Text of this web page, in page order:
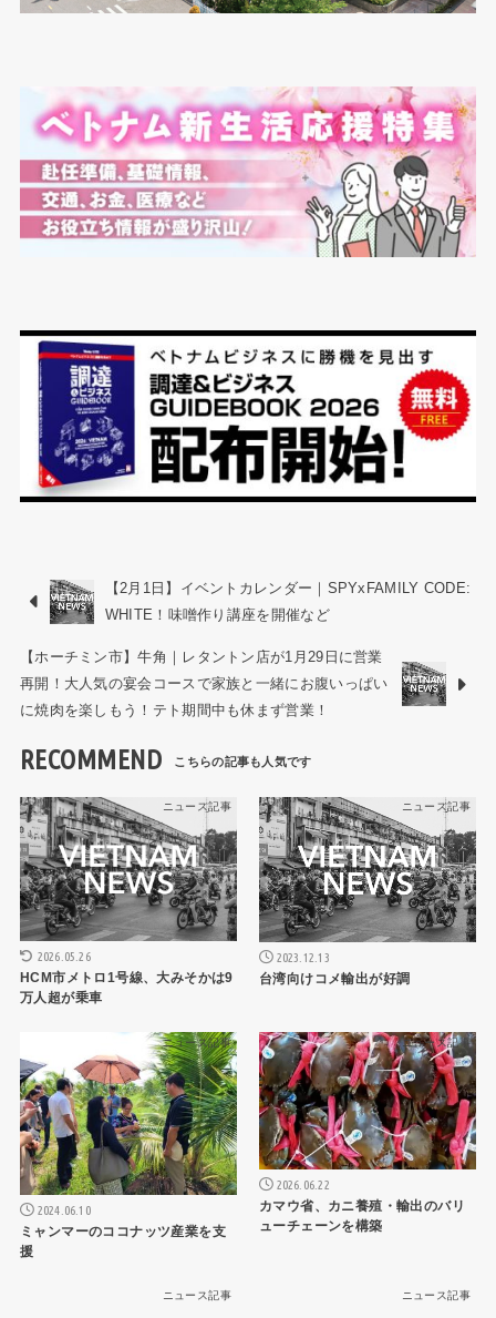
【2月1日】イベントカレンダー｜SPYxFAMILY CODE:
WHITE！味噌作り講座を開催など
【ホーチミン市】牛角｜レタントン店が1月29日に営業
再開！大人気の宴会コースで家族と一緒にお腹いっぱい
に焼肉を楽しもう！テト期間中も休まず営業！
RECOMMEND
ニュース記事
2026.05.26
HCM市メトロ1号線、大みそかは9
万人超が乗車
ニュース記事
2023.12.13
台湾向けコメ輸出が好調
ニュース記事
2024.06.10
ミャンマーのココナッツ産業を支
援
ニュース記事
2026.06.22
カマウ省、カニ養殖・輸出のバリ
ューチェーンを構築
ニュース記事 ニュース記事